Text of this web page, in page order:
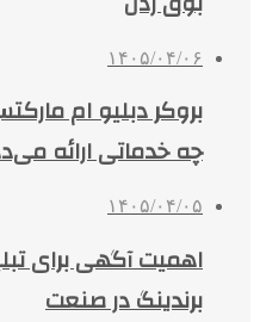
۱۴۰۵/۰۴/۰۶
چه خدماتی ارائه
۱۴۰۵/۰۴/۰۵
اهمیت آگهی برای
برندینگ در صنعت